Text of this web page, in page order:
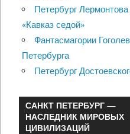
Петербург Лермонтова
«Кавказ седой»
Фантасмагории
Петербурга
Петербург
САНКТ ПЕТЕРБУРГ —
НАСЛЕДНИК МИРОВЫХ
ЦИВИЛИЗАЦИЙ